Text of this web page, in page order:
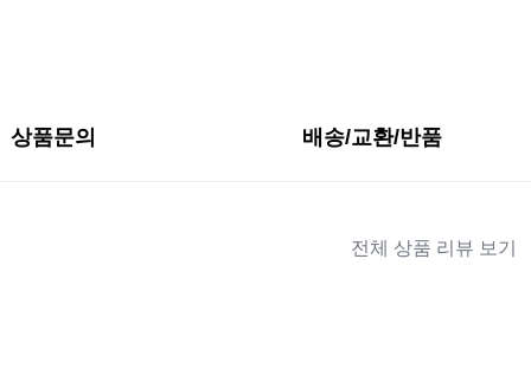
상품문의 배송/교환/반품